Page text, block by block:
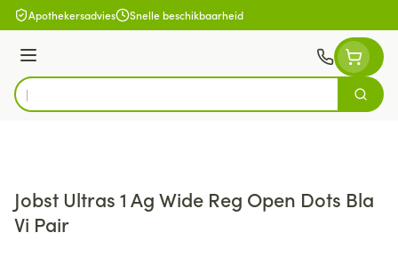
Ga naar de inhoud
Apothekersadvies Snelle beschikbaarheid
Menu
Product, merk, categorie...
Zoek
Jobst Ultras 1 Ag Wide Reg Open Dots Bla
Vi Pair